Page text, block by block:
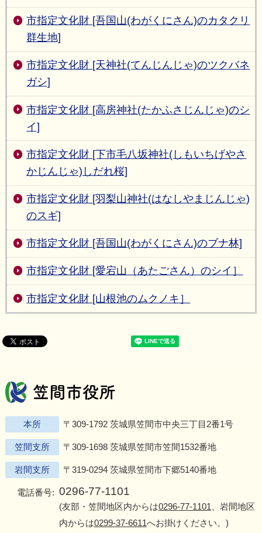
市指定文化財 [吾国山(わがくにさん)のカタクリ
群生地]
市指定文化財 [天神社(てんじんじゃ)のツクバネ
ガシ]
市指定文化財 [高房神社(たかふさじんじゃ)のシ
イ]
市指定文化財 [下市毛八坂神社(しもいちげやさ
かじんじゃ)しだれ桜]
市指定文化財 [羽梨山神社(はなしやまじんじゃ)
のスギ]
市指定文化財 [吾国山(わがくにさん)のブナ林]
市指定文化財 [愛宕山（あたごさん）のシイ］
市指定文化財 [山根池のムクノキ］
本所 〒309-1792 茨城県笠間市中央三丁目2番1号
笠間支所 〒309-1698 茨城県笠間市笠間1532番地
岩間支所 〒319-0294 茨城県笠間市下郷5140番地
電話番号: 0296-77-1101
(友部・笠間地区内からは0296-77-1101 、岩間地区
内からは0299-37-6611へお掛けください。)